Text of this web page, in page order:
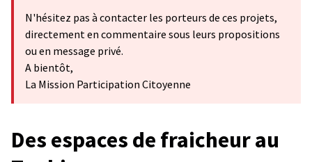
N'hésitez pas à contacter les porteurs de ces projets,
directement en commentaire sous leurs propositions
ou en message privé.
A bientôt,
La Mission Participation Citoyenne
Des espaces de fraicheur au